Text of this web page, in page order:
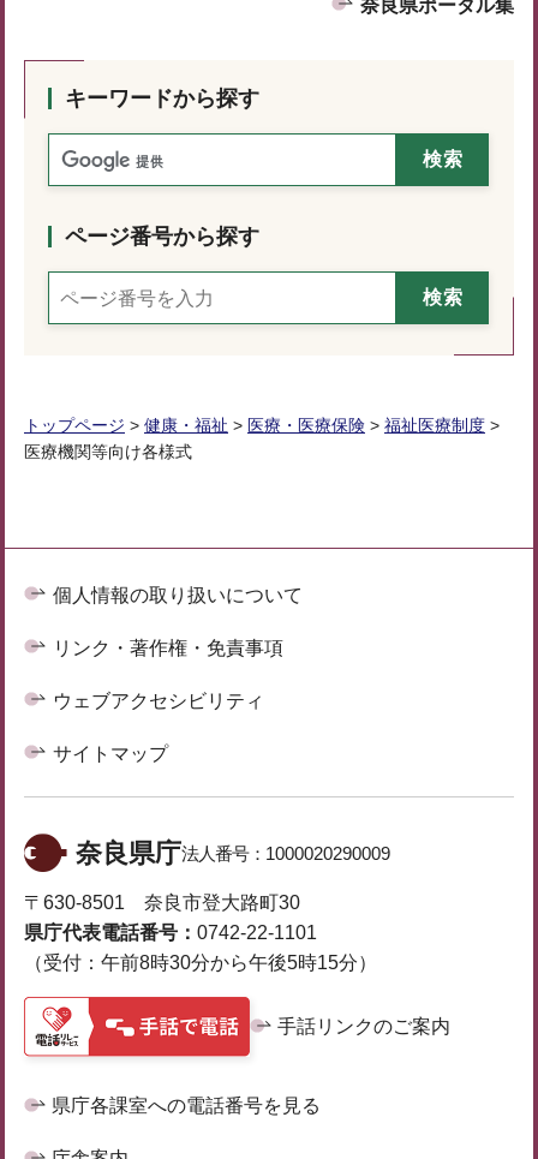
奈良県ポータル集
キーワードから探す
ページ番号から探す
トップページ > 健康・福祉 > 医療・医療保険 > 福祉医療制度 >
医療機関等向け各様式
個人情報の取り扱いについて
リンク・著作権・免責事項
ウェブアクセシビリティ
サイトマップ
奈良県庁法人番号： 1000020290009
〒630-8501 奈良市登大路町30
県庁代表電話番号： 0742-22-1101
（受付：午前8時30分から午後5時15分）
手話リンクのご案内
県庁各課室への電話番号を見る